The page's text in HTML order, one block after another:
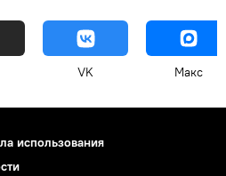
VK Макс
использования